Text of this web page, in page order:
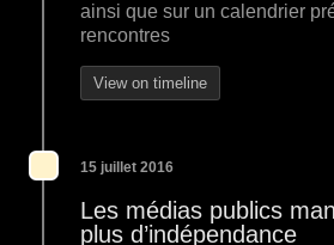
ainsi que sur un calendrier
rencontres
View on timeline
15 juillet 2016
Les médias publics
plus d’indépendance